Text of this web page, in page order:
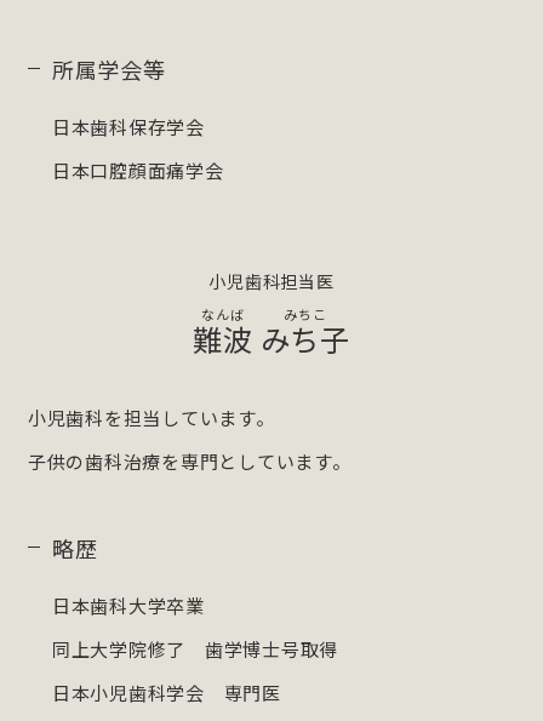
所属学会等
日本歯科保存学会
日本口腔顔面痛学会
小児歯科担当医
難波 みち子
小児歯科を担当しています。
子供の歯科治療を専門としています。
略歴
日本歯科大学卒業
同上大学院修了 歯学博士号取得
日本小児歯科学会 専門医